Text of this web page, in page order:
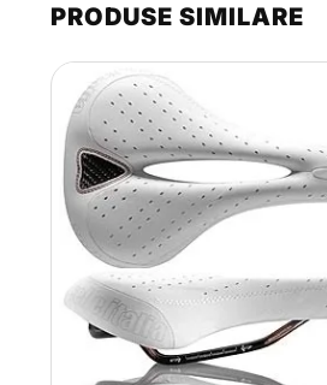
PRODUSE SIMILARE